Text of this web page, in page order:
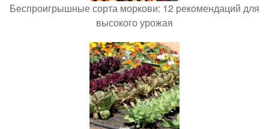
Беспроигрышные сорта моркови: 12 рекомендаций для
высокого урожая